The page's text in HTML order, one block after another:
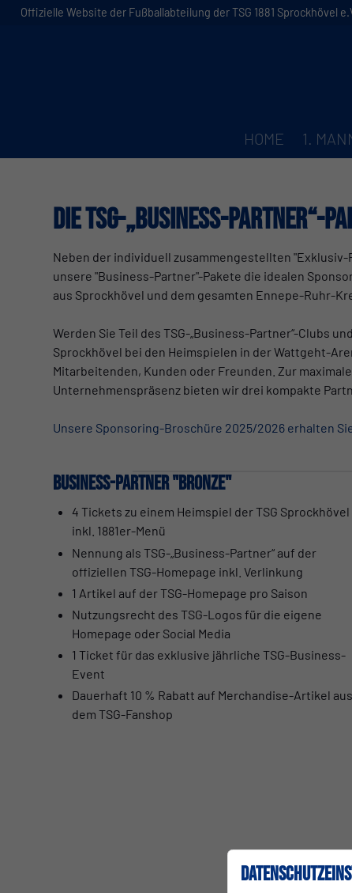
Offizielle Website der Fußballabteilung der TSG 1881 Sprockhövel
HOME 1.
Die TSG-„Business-Partner“-
Neben der individuell zusammengestellten
unsere "Business-Partner"-Pakete die idealen
aus Sprockhövel und dem gesamten Ennepe-Ruhr-
Werden Sie Teil des TSG-„Business-Partner“-Clubs
Sprockhövel bei den Heimspielen in der Wattgeht-
Mitarbeitenden, Kunden oder Freunden. Zur
Unternehmenspräsenz bieten wir drei kompakte
Unsere Sponsoring-Broschüre 2025/2026 erhalten
Business-Partner "Bronze"
4 Tickets zu einem Heimspiel der TSG Sprockhövel
inkl. 1881er-Menü
Nennung als TSG-„Business-Partner“ auf der
offiziellen TSG-Homepage inkl. Verlinkung
1 Artikel auf der TSG-Homepage pro Saison
Nutzungsrecht des TSG-Logos für die eigene
Homepage oder Social Media
1 Ticket für das exklusive jährliche TSG-Business-
Event
Dauerhaft 10 % Rabatt auf Merchandise-Artikel aus
dem TSG-Fanshop